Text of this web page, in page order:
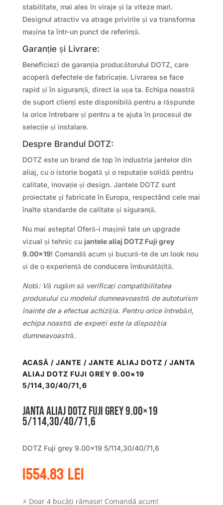
stabilitate, mai ales în viraje și la viteze mari.
Designul atractiv va atrage privirile și va transforma
mașina ta într-un punct de referință.
Garanție și Livrare:
Beneficiezi de garanția producătorului DOTZ, care
acoperă defectele de fabricație. Livrarea se face
rapid și în siguranță, direct la ușa ta. Echipa noastră
de suport clienți este disponibilă pentru a răspunde
la orice întrebare și pentru a te ajuta în procesul de
selecție și instalare.
Despre Brandul DOTZ:
DOTZ este un brand de top în industria jantelor din
aliaj, cu o istorie bogată și o reputație solidă pentru
calitate, inovație și design. Jantele DOTZ sunt
proiectate și fabricate în Europa, respectând cele mai
înalte standarde de calitate și siguranță.
Nu mai astepta! Oferă-i mașinii tale un upgrade
vizual și tehnic cu jantele aliaj DOTZ Fuji grey
9.00×19! Comandă acum și bucură-te de un look nou
și de o experiență de conducere îmbunătățită.
Notă: Vă rugăm să verificați compatibilitatea
produsului cu modelul dumneavoastră de autoturism
înainte de a efectua achiziția. Pentru orice întrebări,
echipa noastră de experți este la dispoziția
dumneavoastră.
ACASĂ / JANTE / JANTE ALIAJ DOTZ / JANTA
ALIAJ DOTZ FUJI GREY 9.00×19
5/114,30/40/71,6
Janta aliaj DOTZ Fuji grey 9.00×19
5/114,30/40/71,6
DOTZ Fuji grey 9.00×19 5/114,30/40/71,6
1554.83lei
⚡ Doar 4 bucăți rămase! Comandă acum!